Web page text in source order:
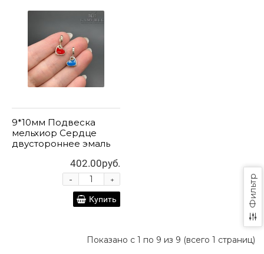
Фильтр
9*10мм Подвеска
мельхиор Сердце
двустороннее эмаль
402.00руб.
+
-
Купить
Показано с 1 по 9 из 9 (всего 1 страниц)